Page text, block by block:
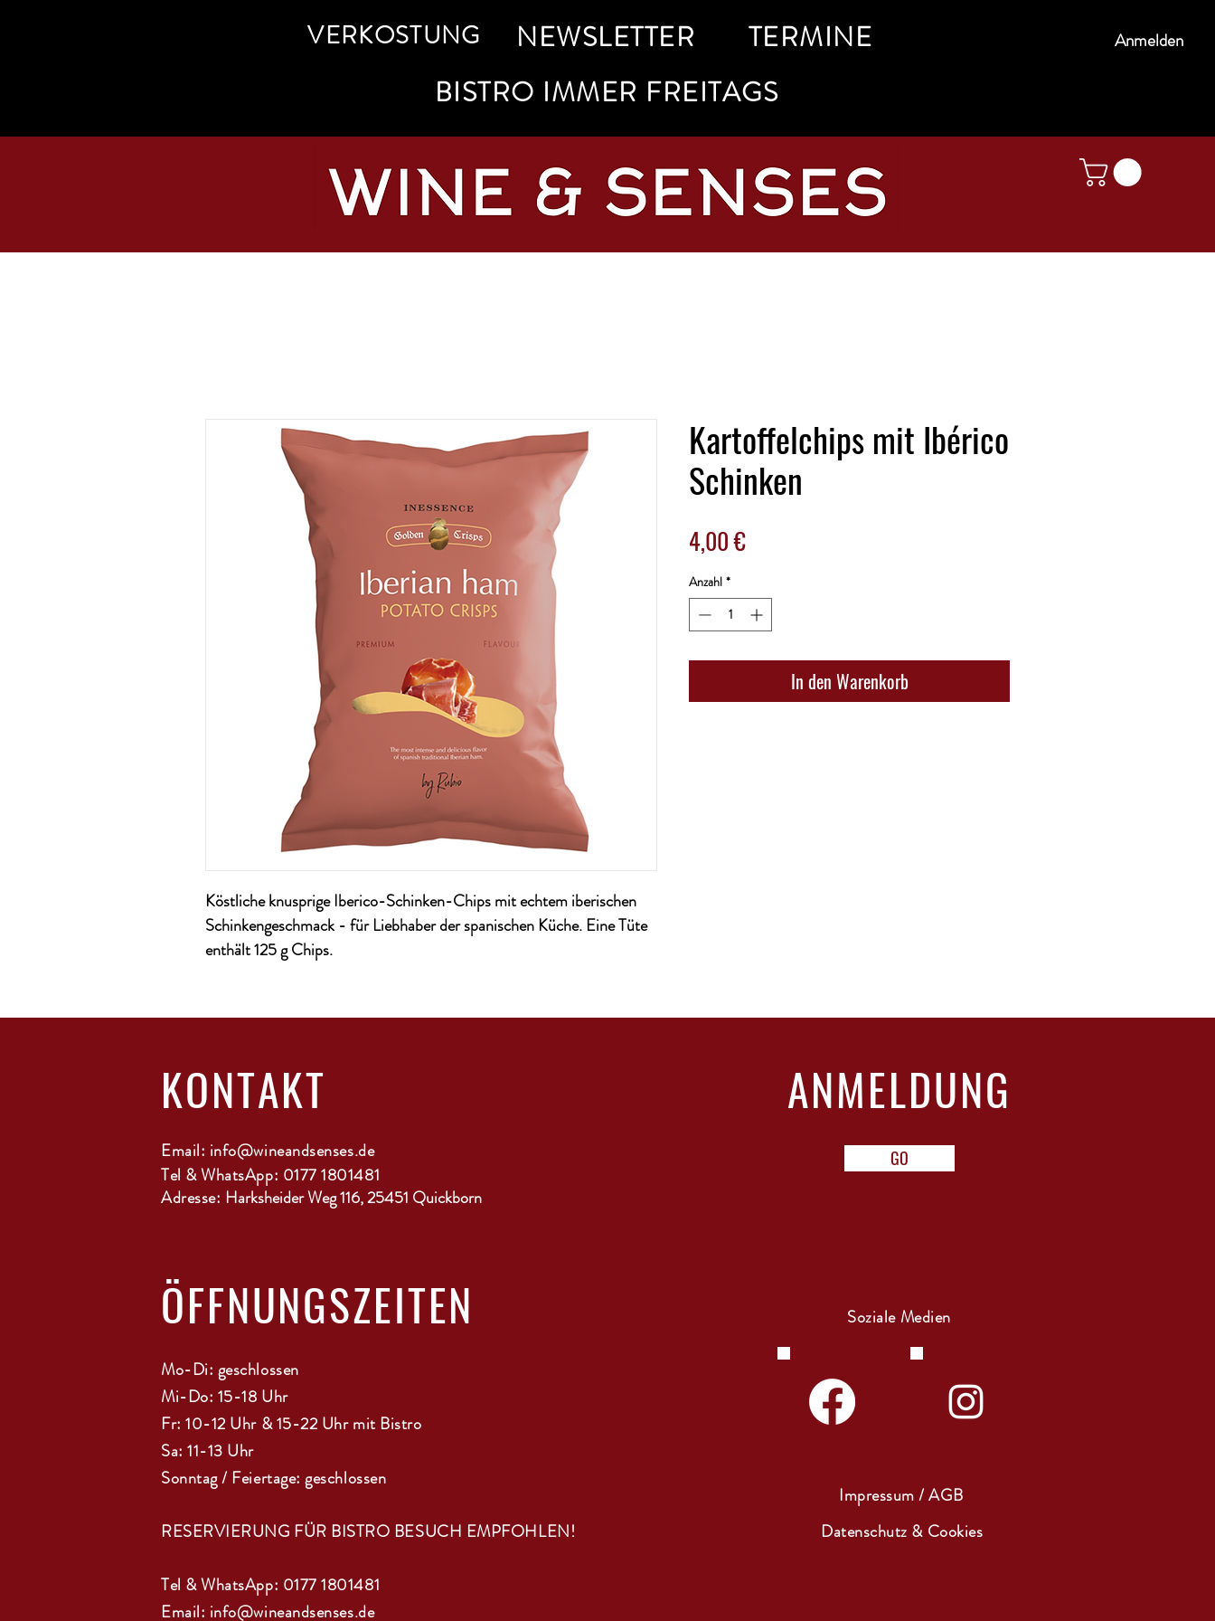
VERKOSTUNG NEWSLETTER
TERMINE
BISTRO IMMER FREITAGS
Anmelden
Köstliche knusprige Iberico-Schinken-Chips mit echtem iberischen
Schinkengeschmack - für Liebhaber der spanischen Küche. Eine Tüte
enthält 125 g Chips.
Kartoffelchips mit Ibérico
Schinken
4,00 €Preis
Anzahl *
In den Warenkorb
KONTAKT
Email: info@wineandsenses.de
Tel & WhatsApp: 0177 1801481
Adresse: Harksheider Weg 116, 25451 Quickborn
ANMELDUNG
GO
ÖFFNUNGSZEITEN
Mo-Di: geschlossen
Mi-Do: 15-18 Uhr
Fr: 10-12 Uhr & 15-22 Uhr mit Bistro
Sa: 11-13 Uhr
Sonntag / Feiertage: geschlossen
RESERVIERUNG FÜR BISTRO BESUCH EMPFOHLEN!
Tel & WhatsApp: 0177 1801481
Email: info@wineandsenses.de
Soziale Medien
Impressum / AGB
Datenschutz & Cookies